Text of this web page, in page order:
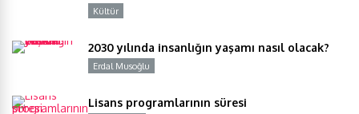
Kültür
2030 yılında insanlığın yaşamı nasıl olacak?
Erdal Musoğlu
Lisans programlarının süresi